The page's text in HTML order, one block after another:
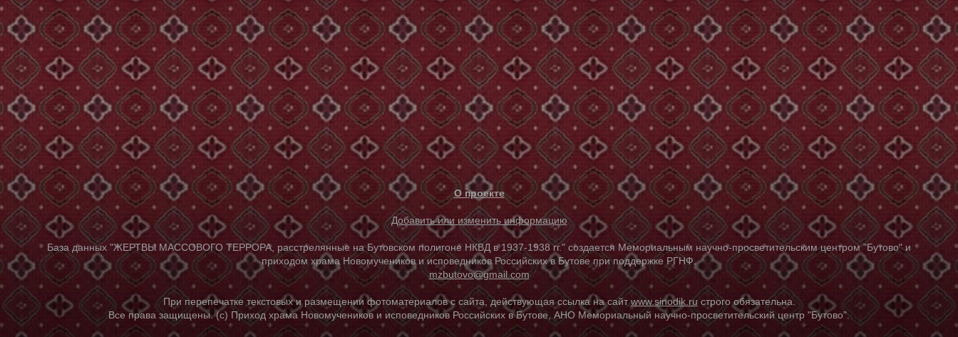
О проекте
Добавить или изменить информацию
База данных "ЖЕРТВЫ МАССОВОГО ТЕРРОРА, расстрелянные на Бутовском полигоне НКВД в 1937-1938 гг." создается Мемориальным научно-просветительским центром "Бутово" и
приходом храма Новомучеников и исповедников Российских в Бутове при поддержке РГНФ.
mzbutovo@gmail.com
При перепечатке текстовых и размещении фотоматериалов с сайта, действующая ссылка на сайтwww.sinodik.ru строго обязательна.
Все права защищены. (с) Приход храма Новомучеников и исповедников Российских в Бутове, АНО Мемориальный научно-просветительский центр "Бутово".